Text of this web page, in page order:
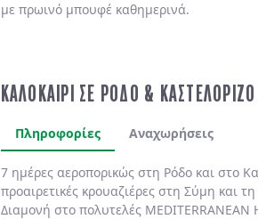
με πρωινό μπουφέ καθημερινά.
ΚΑΛΟΚΑΙΡΙ ΣΕ ΡΟΔΟ & ΚΑΣΤΕΛΟΡΙΖΟ
Πληροφορίες Αναχωρήσεις
7 ημέρες αεροπορικώς στη Ρόδο και στο
προαιρετικές κρουαζιέρες στη Σύμη και τη
Διαμονή στο πολυτελές MEDITERRANEAN